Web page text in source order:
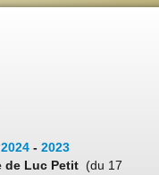
2024 - 2023
de Luc Petit (du 17